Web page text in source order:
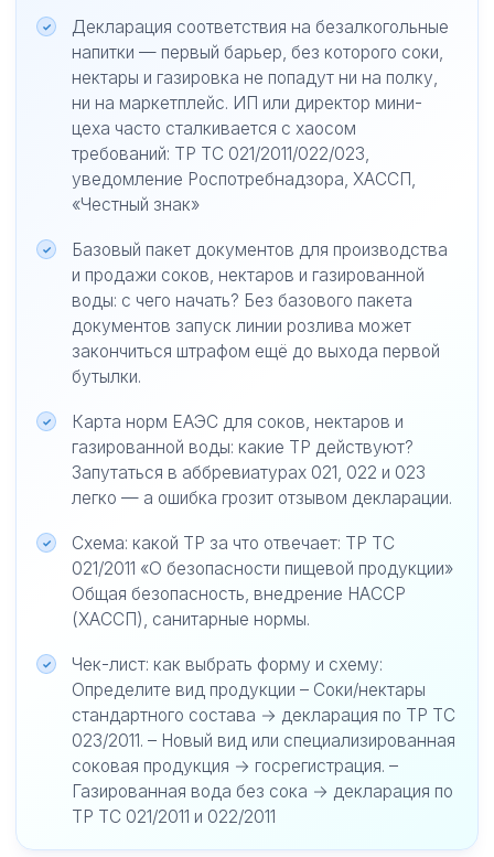
Декларация соответствия на безалкогольные
напитки — первый барьер, без которого соки,
нектары и газировка не попадут ни на полку,
ни на маркетплейс. ИП или директор мини-
цеха часто сталкивается с хаосом
требований: ТР ТС 021/2011/022/023,
уведомление Роспотребнадзора, ХАССП,
«Честный знак»
Базовый пакет документов для производства
и продажи соков, нектаров и газированной
воды: с чего начать? Без базового пакета
документов запуск линии розлива может
закончиться штрафом ещё до выхода первой
бутылки.
Карта норм ЕАЭС для соков, нектаров и
газированной воды: какие ТР действуют?
Запутаться в аббревиатурах 021, 022 и 023
легко — а ошибка грозит отзывом декларации.
Схема: какой ТР за что отвечает: ТР ТС
021/2011 «О безопасности пищевой продукции»
Общая безопасность, внедрение HACCP
(ХАССП), санитарные нормы.
Чек-лист: как выбрать форму и схему:
Определите вид продукции – Соки/нектары
стандартного состава → декларация по ТР ТС
023/2011. – Новый вид или специализированная
соковая продукция → госрегистрация. –
Газированная вода без сока → декларация по
ТР ТС 021/2011 и 022/2011